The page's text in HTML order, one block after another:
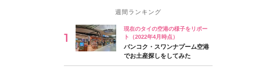
週間ランキング
現在のタイの空港の様子をリポー
ト（2022年4月時点）
バンコク・スワンナプーム空港
でお土産探しをしてみた